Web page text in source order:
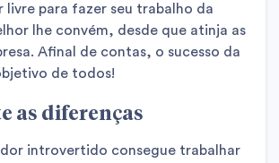
livre para fazer seu trabalho da
lhe convém, desde que atinja as
Afinal de contas, o sucesso da
de todos!
as diferenças
introvertido consegue trabalhar